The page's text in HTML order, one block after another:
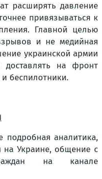
расширять давление
привязываться к
Главной целью
и не медийная
украинской армии
доставлять на фронт
беспилотники.
подробная аналитика,
на Украине, общение с
на канале